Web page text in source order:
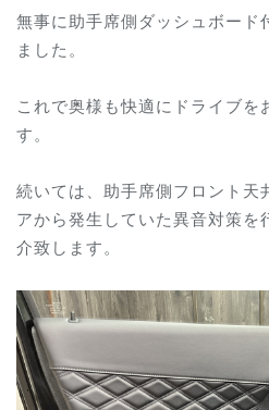
無事に助手席側ダッシュボード
ました。
これで奥様も快適にドライブを
す。
続いては、 助手席側フロント天
アから発生していた異音対策を
介致します。